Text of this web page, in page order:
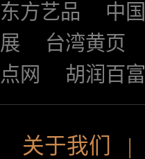
东方艺品
中
展
台湾黄页
点网
胡润百富
关于我们 |